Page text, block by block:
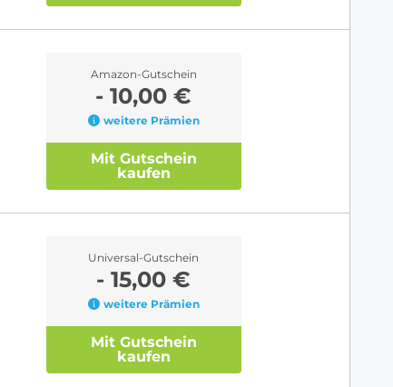
Amazon-Gutschein
- 10,00 €
weitere Prämien
Mit Gutschein
kaufen
Universal-Gutschein
- 15,00 €
weitere Prämien
Mit Gutschein
kaufen